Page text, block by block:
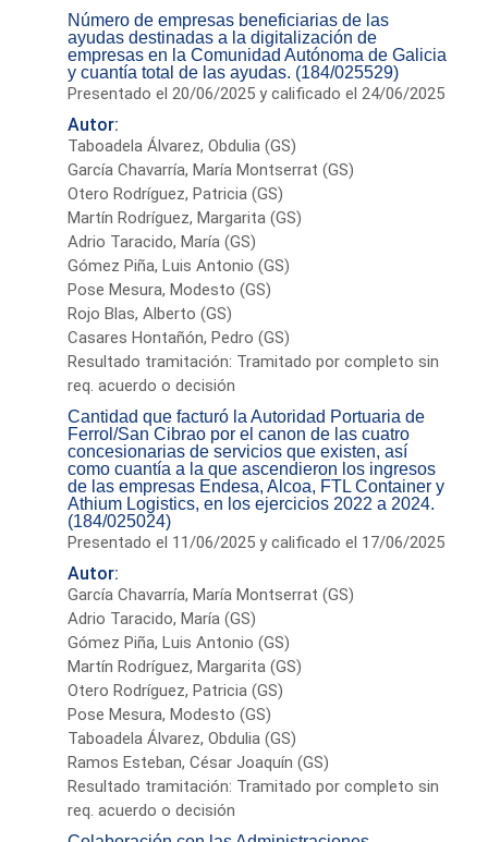
Número de empresas beneficiarias de las
ayudas destinadas a la digitalización de
empresas en la Comunidad Autónoma de Galicia
y cuantía total de las ayudas. (184/025529)
Presentado el 20/06/2025 y calificado el 24/06/2025
Autor:
Taboadela Álvarez, Obdulia (GS)
García Chavarría, María Montserrat (GS)
Otero Rodríguez, Patricia (GS)
Martín Rodríguez, Margarita (GS)
Adrio Taracido, María (GS)
Gómez Piña, Luis Antonio (GS)
Pose Mesura, Modesto (GS)
Rojo Blas, Alberto (GS)
Casares Hontañón, Pedro (GS)
Resultado tramitación: Tramitado por completo sin
req. acuerdo o decisión
Cantidad que facturó la Autoridad Portuaria de
Ferrol/San Cibrao por el canon de las cuatro
concesionarias de servicios que existen, así
como cuantía a la que ascendieron los ingresos
de las empresas Endesa, Alcoa, FTL Container y
Athium Logistics, en los ejercicios 2022 a 2024.
(184/025024)
Presentado el 11/06/2025 y calificado el 17/06/2025
Autor:
García Chavarría, María Montserrat (GS)
Adrio Taracido, María (GS)
Gómez Piña, Luis Antonio (GS)
Martín Rodríguez, Margarita (GS)
Otero Rodríguez, Patricia (GS)
Pose Mesura, Modesto (GS)
Taboadela Álvarez, Obdulia (GS)
Ramos Esteban, César Joaquín (GS)
Resultado tramitación: Tramitado por completo sin
req. acuerdo o decisión